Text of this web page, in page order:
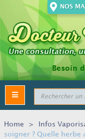
NOS
Besoin
Toggle
navigation
Home > Infos
soigner ? Quelle herbe